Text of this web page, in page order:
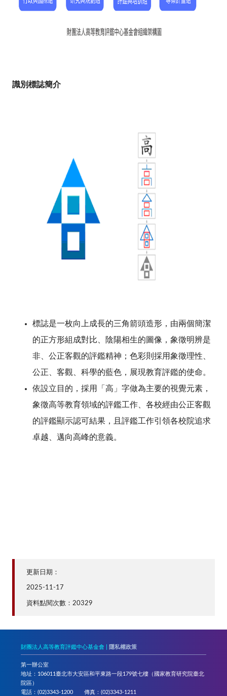
識別標誌簡介
標誌是一枚向上成長的三角箭頭造形，由兩個簡潔
的正方形組成對比、陰陽相生的圖像，象徵明辨是
非、公正客觀的評鑑精神；色彩則採用象徵理性、
公正、客觀、科學的藍色，展現教育評鑑的使命。
依設立目的，採用「高」字做為主要的視覺元素，
象徵高等教育領域的評鑑工作、各校經由公正客觀
的評鑑顯示認可結果，且評鑑工作引領各校院追求
卓越、邁向高峰的意義。
更新日期：
2025-11-17
資料點閱次數：20329
財團法人高等教育評鑑中心基金會 | 隱私權政策
第一辦公室
地址：106011臺北市大安區和平東路一段179號七樓（國家教育研究院臺北
院區）
電話：(02)3343-1200 傳真：(02)3343-1211